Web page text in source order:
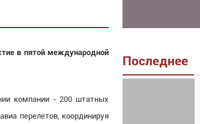
в пятой международной
компании - 200 штатных
перелетов, координируя
Последнее